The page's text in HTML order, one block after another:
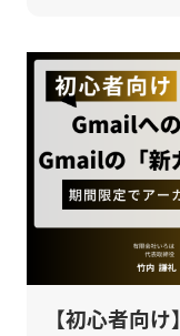
【初心者向